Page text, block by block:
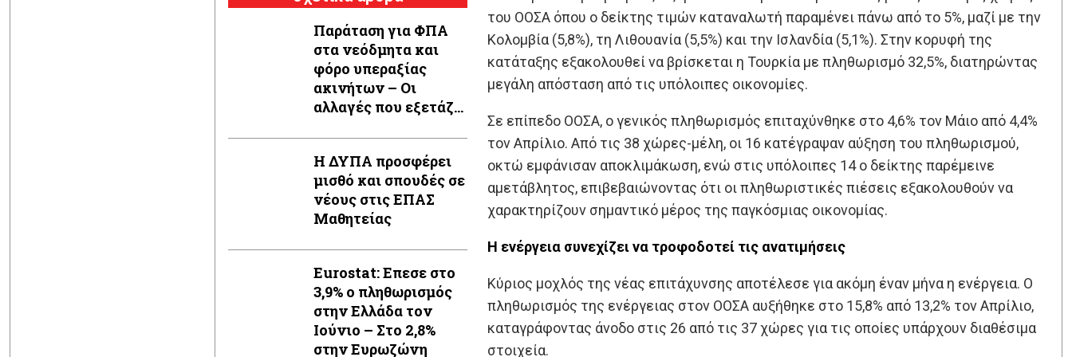
Παράταση για ΦΠΑ
στα νεόδμητα και
φόρο υπεραξίας
ακινήτων – Οι
αλλαγές που εξετάζει
Η ΔΥΠΑ προσφέρει
μισθό και σπουδές σε
νέους στις ΕΠΑΣ
Μαθητείας
Eurostat: Επεσε στο
3,9% ο πληθωρισμός
στην Ελλάδα τον
Ιούνιο – Στο 2,8%
στην Ευρωζώνη
του ΟΟΣΑ όπου ο δείκτης τιμών καταναλωτή παραμένει πάνω από το 5%, μαζί με την
Κολομβία (5,8%), τη Λιθουανία (5,5%) και την Ισλανδία (5,1%). Στην κορυφή της
κατάταξης εξακολουθεί να βρίσκεται η Τουρκία με πληθωρισμό 32,5%, διατηρώντας
μεγάλη απόσταση από τις υπόλοιπες οικονομίες.
Σε επίπεδο ΟΟΣΑ, ο γενικός πληθωρισμός επιταχύνθηκε στο 4,6% τον Μάιο από 4,4%
τον Απρίλιο. Από τις 38 χώρες-μέλη, οι 16 κατέγραψαν αύξηση του πληθωρισμού,
οκτώ εμφάνισαν αποκλιμάκωση, ενώ στις υπόλοιπες 14 ο δείκτης παρέμεινε
αμετάβλητος, επιβεβαιώνοντας ότι οι πληθωριστικές πιέσεις εξακολουθούν να
χαρακτηρίζουν σημαντικό μέρος της παγκόσμιας οικονομίας.
Η ενέργεια συνεχίζει να τροφοδοτεί τις ανατιμήσεις
Κύριος μοχλός της νέας επιτάχυνσης αποτέλεσε για ακόμη έναν μήνα η ενέργεια. Ο
πληθωρισμός της ενέργειας στον ΟΟΣΑ αυξήθηκε στο 15,8% από 13,2% τον Απρίλιο,
καταγράφοντας άνοδο στις 26 από τις 37 χώρες για τις οποίες υπάρχουν διαθέσιμα
στοιχεία.